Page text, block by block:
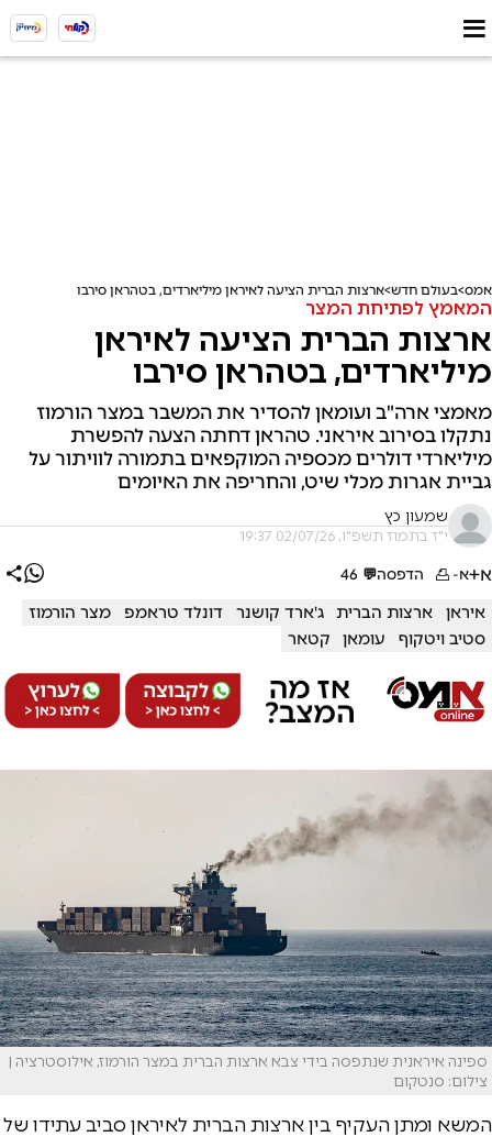
אמס בעולם חדש ארצות הברית הציעה לאיראן מיליארדים, בטהראן סירבו
המאמץ לפתיחת המצר
ארצות הברית הציעה לאיראן
מיליארדים, בטהראן סירבו
מאמצי ארה"ב ועומאן להסדיר את המשבר במצר הורמוז
נתקלו בסירוב איראני. טהראן דחתה הצעה להפשרת
מיליארדי דולרים מכספיה המוקפאים בתמורה לוויתור על
גביית אגרות מכלי שיט, והחריפה את האיומים
שמעון כץ
י"ז בתמוז תשפ"ו, 02/07/26 19:37
א+א- הדפסה💬
46
איראן ארצות הברית ג'ארד קושנר דונלד טראמפ
מצר הורמוז
סטיב ויטקוף
עומאן קטאר
ספינה איראנית שנתפסה בידי צבא ארצות הברית במצר הורמוז, אילוסטרציה |
צילום: סנטקום
המשא ומתן העקיף בין ארצות הברית לאיראן סביב עתידו של